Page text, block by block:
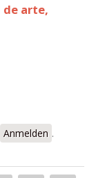
arte,
Anmelden .